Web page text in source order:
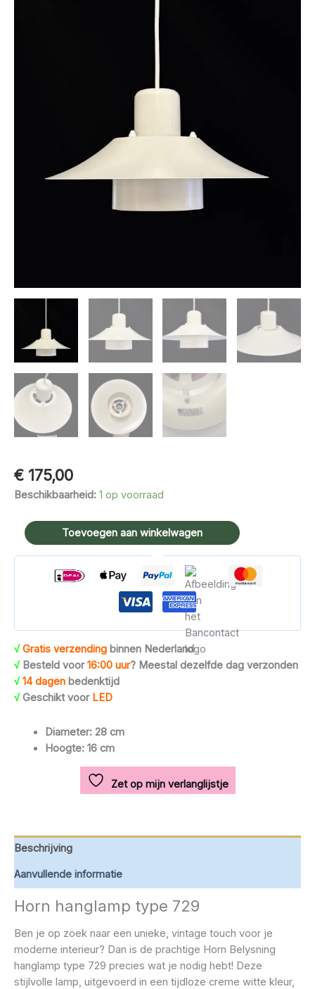
€ 175,00
Beschikbaarheid: 1 op voorraad
Horn
Belysning
type
Toevoegen aan winkelwagen
√ Gratis verzending binnen Nederland
√Besteld voor16:00 uur? Meestal dezelfde dag verzonden
√ 14 dagen bedenktijd
√Geschikt voor LED
Diameter: 28 cm
Hoogte: 16 cm
Zet op mijn verlanglijstje
Beschrijving
Aanvullende informatie
Horn hanglamp type 729
Ben je op zoek naar een unieke, vintage touch voor je
moderne interieur? Dan is de prachtige Horn Belysning
hanglamp type 729 precies wat je nodig hebt! Deze
stijlvolle lamp, uitgevoerd in een tijdloze creme witte kleur,